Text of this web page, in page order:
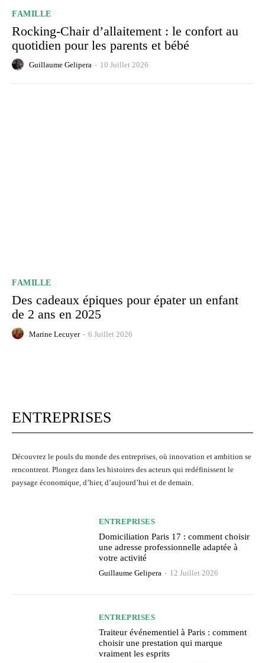
FAMILLE
Rocking-Chair d’allaitement : le confort au
quotidien pour les parents et bébé
Guillaume Gelipera - 10 Juillet 2026
FAMILLE
Des cadeaux épiques pour épater un enfant
de 2 ans en 2025
Marine Lecuyer - 6 Juillet 2026
ENTREPRISES
Découvrez le pouls du monde des entreprises, où innovation et ambition se
rencontrent. Plongez dans les histoires des acteurs qui redéfinissent le
paysage économique, d’hier, d’aujourd’hui et de demain.
ENTREPRISES
Domiciliation Paris 17 : comment choisir
une adresse professionnelle adaptée à
votre activité
Guillaume Gelipera - 12 Juillet 2026
ENTREPRISES
Traiteur événementiel à Paris : comment
choisir une prestation qui marque
vraiment les esprits